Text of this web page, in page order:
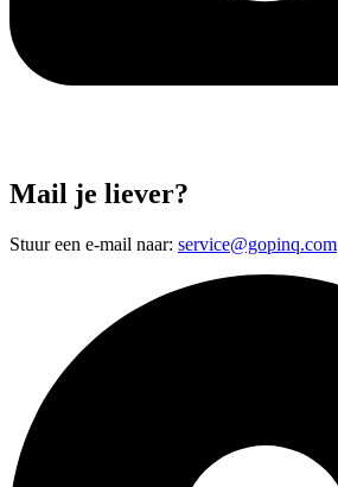
Mail je liever?
Stuur een e-mail naar: service@gopinq.com